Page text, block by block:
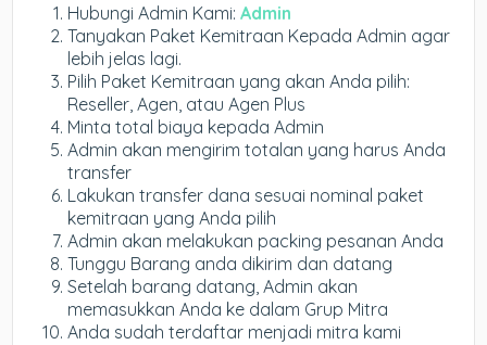
Hubungi Admin Kami:Admin
Tanyakan Paket Kemitraan Kepada Admin agar
lebih jelas lagi.
Pilih Paket Kemitraan yang akan Anda pilih:
Reseller, Agen, atau Agen Plus
Minta total biaya kepada Admin
Admin akan mengirim totalan yang harus Anda
transfer
Lakukan transfer dana sesuai nominal paket
kemitraan yang Anda pilih
Admin akan melakukan packing pesanan Anda
Tunggu Barang anda dikirim dan datang
Setelah barang datang, Admin akan
memasukkan Anda ke dalam Grup Mitra
Anda sudah terdaftar menjadi mitra kami